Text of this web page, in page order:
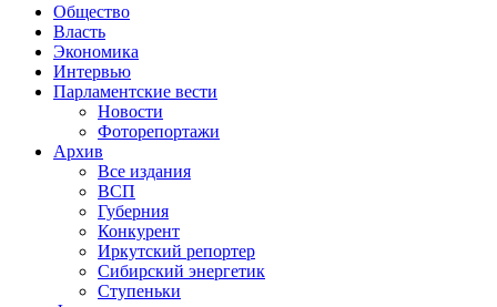
Общество
Власть
Экономика
Интервью
Парламентские вести
Новости
Фоторепортажи
Архив
Все издания
ВСП
Губерния
Конкурент
Иркутский репортер
Сибирский энергетик
Ступеньки